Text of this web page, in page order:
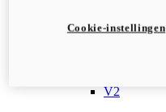
V2
Cookie-instellingen